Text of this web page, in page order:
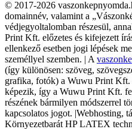
© 2017-2026
domainnév, valamint a
védjegyoltalomban részesül,
Print Kft. előzetes és kifejezett
ellenkező esetben jogi lépések
személlyel szemben. | A
(így különösen: szöveg,
grafika, fotók) a Wuwu Print
képezik, így a Wuwu Print Kft.
részének bármilyen módszerrel
kapcsolatos jogot. |Webhosting,
Környezetbarát HP LATEX